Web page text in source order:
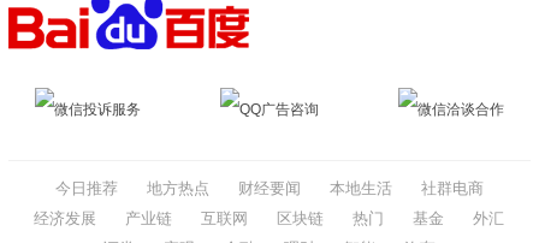
微信投诉服务 QQ广告咨询 微信洽谈合作
今日推荐 地方热点 财经要闻 本地生活
社群电商
经济发展
产业链 互联网 区块链 热门 基金
外汇